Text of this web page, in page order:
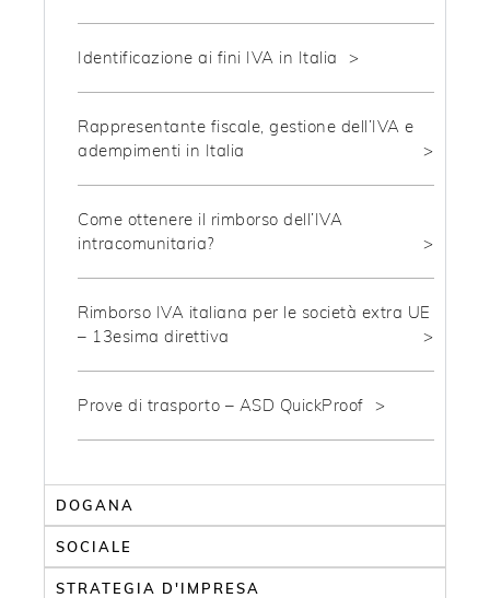
Identificazione ai fini IVA in Italia
Rappresentante fiscale, gestione dell’IVA e
adempimenti in Italia
Come ottenere il rimborso dell’IVA
intracomunitaria?
Rimborso IVA italiana per le società extra UE
– 13esima direttiva
Prove di trasporto – ASD QuickProof
DOGANA
SOCIALE
STRATEGIA D'IMPRESA